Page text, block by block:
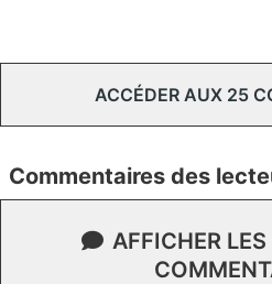
ACCÉDER AUX 25
Commentaires des
AFFICHER